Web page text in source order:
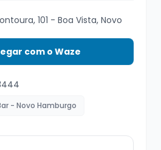
desistências
para o show, e de
101 - Boa Vista, Novo
com o Waze
- Novo Hamburgo